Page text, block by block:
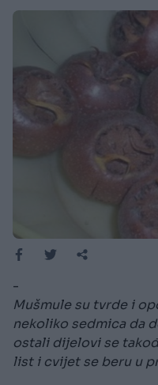
-
Mušmule su tvrde i
nekoliko sedmica da
ostali dijelovi se
list i cvijet se beru u